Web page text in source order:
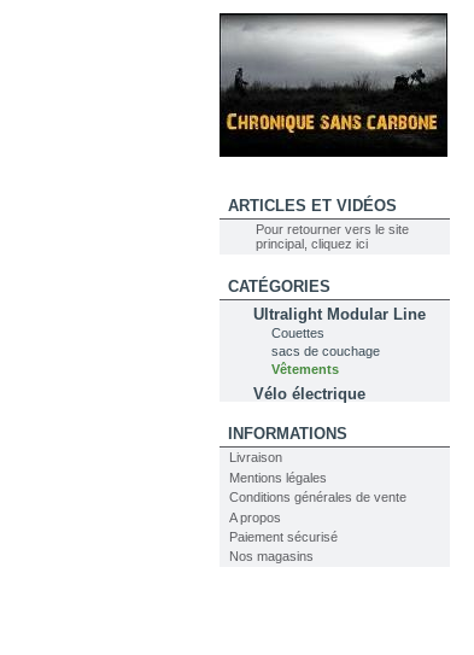
ARTICLES ET VIDÉOS
Pour retourner vers le site
principal, cliquez ici
CATÉGORIES
Ultralight Modular Line
Couettes
sacs de couchage
Vêtements
Vélo électrique
INFORMATIONS
Livraison
Mentions légales
Conditions générales de vente
A propos
Paiement sécurisé
Nos magasins